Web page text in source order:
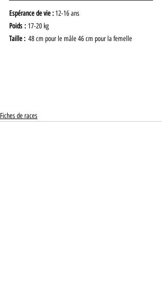
Espérance de vie : 12-16 ans
Poids : 17-20 kg
Taille : 48 cm pour le mâle 46 cm pour la femelle
Fiches de races